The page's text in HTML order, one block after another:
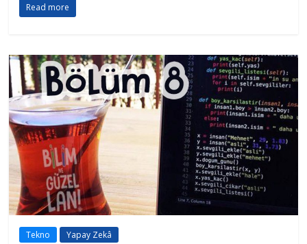
Read more
Tekno Yapay Zekâ